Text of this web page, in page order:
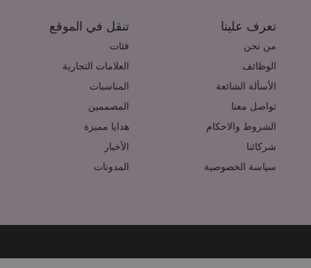
تعرف علينا
من نحن
الوظائف
الأسألة الشائعة
تواصل معنا
الشروط والاحكام
شركائنا
سياسة الخصوصية
تنقل في الموقع
فئات
العلامات التجارية
المناسبات
المصممين
هدايا مميزة
الأخبار
المدونات